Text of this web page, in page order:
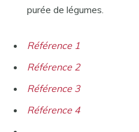
purée de légumes.
Référence 1
Référence 2
Référence 3
Référence 4